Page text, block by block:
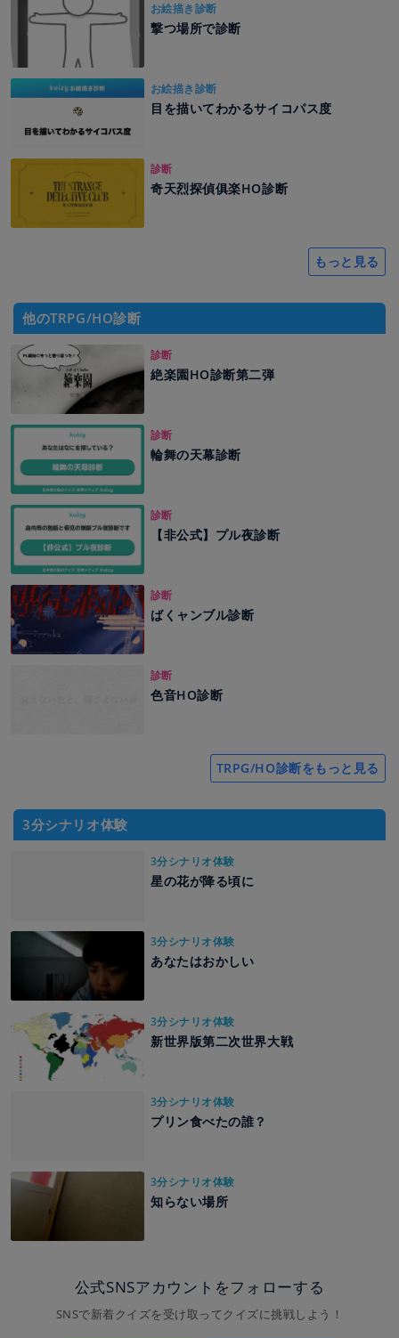
お絵描き診断
撃つ場所で診断
お絵描き診断
目を描いてわかるサイコパス度
診断
奇天烈探偵俱楽HO診断
もっと見る
他のTRPG/HO診断
診断
絶楽園HO診断第二弾
診断
輪舞の天幕診断
診断
【非公式】プル夜診断
診断
ばくャンブル診断
診断
色音HO診断
TRPG/HO診断をもっと見る
3分シナリオ体験
3分シナリオ体験
星の花が降る頃に
3分シナリオ体験
あなたはおかしい
3分シナリオ体験
新世界版第二次世界大戦
3分シナリオ体験
プリン食べたの誰？
3分シナリオ体験
知らない場所
公式SNSアカウントをフォローする
SNSで新着クイズを受け取ってクイズに挑戦しよう！